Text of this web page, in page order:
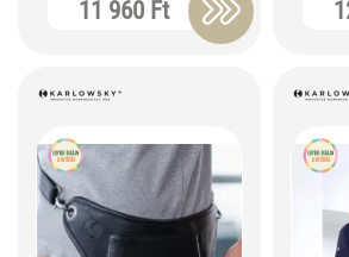
11 960 Ft